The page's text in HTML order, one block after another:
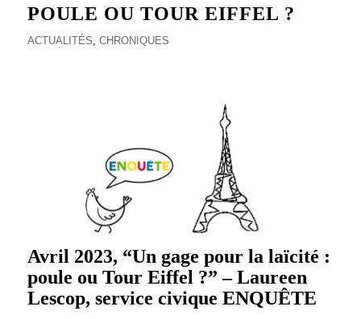
POULE OU TOUR EIFFEL ?
ACTUALITÉS CHRONIQUES
Avril 2023, “Un gage pour la laïcité :
poule ou Tour Eiffel ?” – Laureen
Lescop, service civique ENQUÊTE